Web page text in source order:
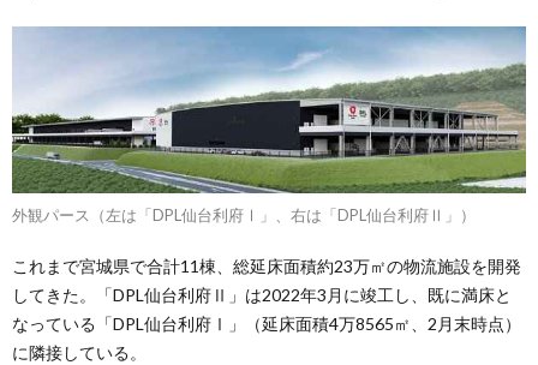
外観パース（左は「DPL仙台利府Ⅰ」、右は「DPL仙台利府Ⅱ」）
これまで宮城県で合計11棟、総延床面積約23万㎡の物流施設を開発
してきた。「DPL仙台利府Ⅱ」は2022年3月に竣工し、既に満床と
なっている「DPL仙台利府Ⅰ」（延床面積4万8565㎡、2月末時点）
に隣接している。